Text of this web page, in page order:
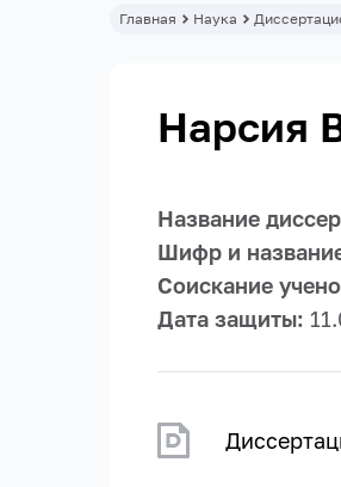
Главная Наука
Нарсия
Название
Шифр и
Соискание
Дата защиты: